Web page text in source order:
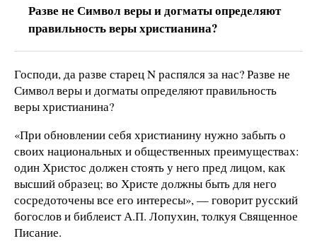
Разве не Символ веры и догматы определяют
правильность веры христианина?
Господи, да разве старец N распялся за нас? Разве не
Символ веры и догматы определяют правильность
веры христианина?
«При обновлении себя христианину нужно забыть о
своих национальных и общественных преимуществах:
один Христос должен стоять у него пред лицом, как
высший образец; во Христе должны быть для него
сосредоточены все его интересы», — говорит русский
богослов и библеист А.П. Лопухин, толкуя Священное
Писание.